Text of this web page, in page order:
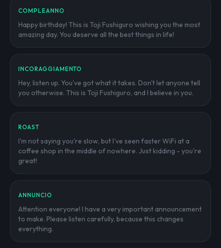
COMPLEANNO
Happy birthday! This is Toji Fushiguro wishing you the most
amazing day. You deserve all the best things in life!
INCORAGGIAMENTO
Hey, listen up. You've got what it takes. Don't let anyone tell
you otherwise. This is Toji Fushiguro, and I believe in you.
ROAST
I'm not saying you're slow, but I've seen faster WiFi at a
coffee shop in the middle of nowhere. Just kidding - you're
great!
ANNUNCIO
Attention everyone! I have a very important announcement
to make. Please listen carefully, because this changes
everything.